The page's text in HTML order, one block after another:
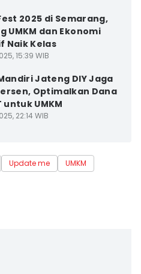
2025 di Semarang,
UMKM dan Ekonomi
Naik Kelas
15:39 WIB
Jateng DIY Jaga
Optimalkan Dana
untuk UMKM
22:14 WIB
Update me UMKM